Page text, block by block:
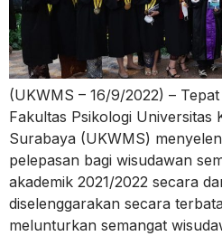
(UKWMS – 16/9/2022) –
Fakultas Psikologi Universitas
Surabaya (UKWMS)
pelepasan bagi wisudawan
akademik 2021/2022 secara
diselenggarakan secara
melunturkan semangat